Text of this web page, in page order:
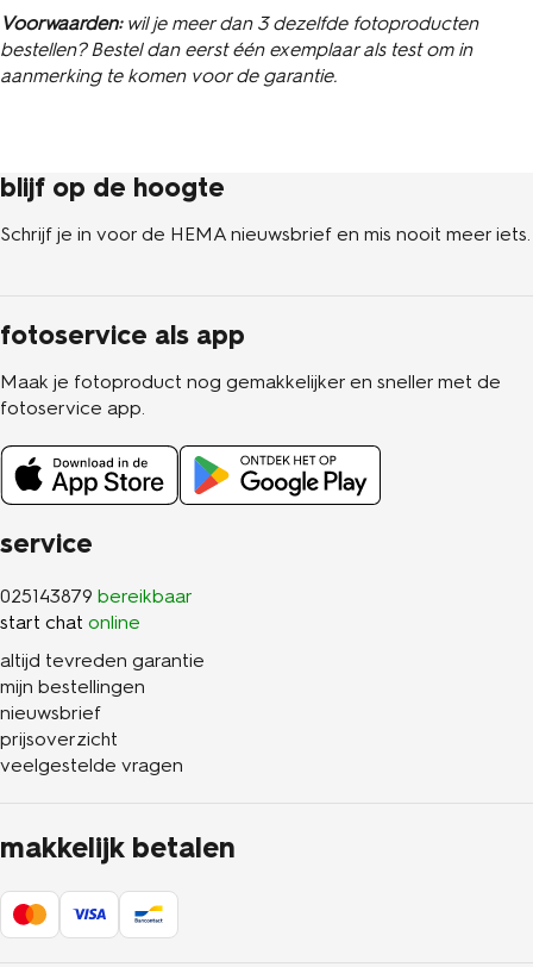
Voorwaarden: wil je meer dan 3 dezelfde fotoproducten
bestellen? Bestel dan eerst één exemplaar als test om in
aanmerking te komen voor de garantie.
service
025143879 bereikbaar
start chat online
altijd tevreden garantie
mijn bestellingen
nieuwsbrief
prijsoverzicht
veelgestelde vragen
makkelijk betalen
blijf op de hoogte
Schrijf je in voor de HEMA nieuwsbrief en mis nooit meer iets.
fotoservice als app
Maak je fotoproduct nog gemakkelijker en sneller met de
fotoservice app.